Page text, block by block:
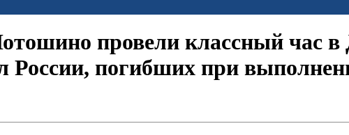
провели классный час в
России, погибших при